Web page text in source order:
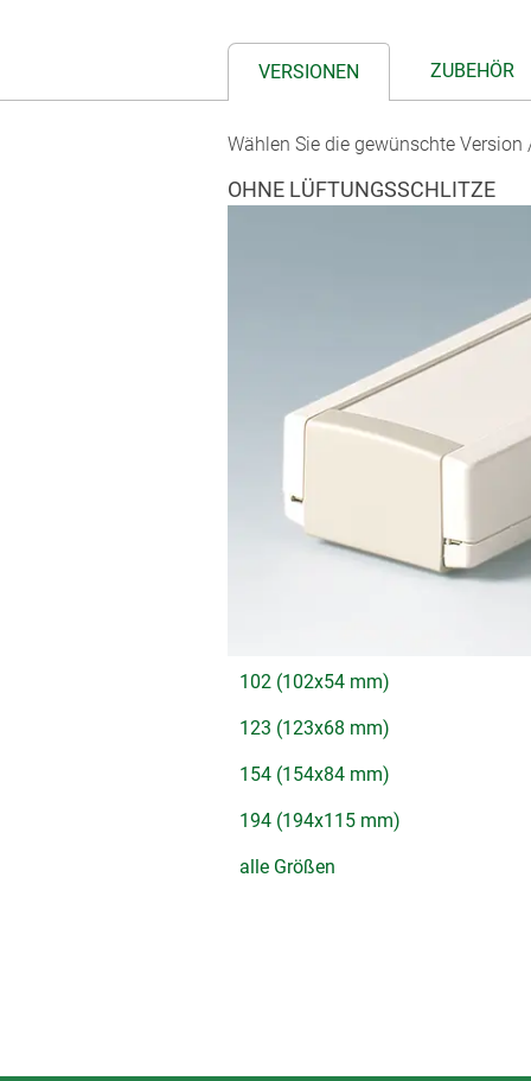
VERSIONEN ZUBEHÖR
Wählen Sie die gewünschte
OHNE LÜFTUNGSSCHLITZE
102 (102x54 mm)
123 (123x68 mm)
154 (154x84 mm)
194 (194x115 mm)
alle Größen